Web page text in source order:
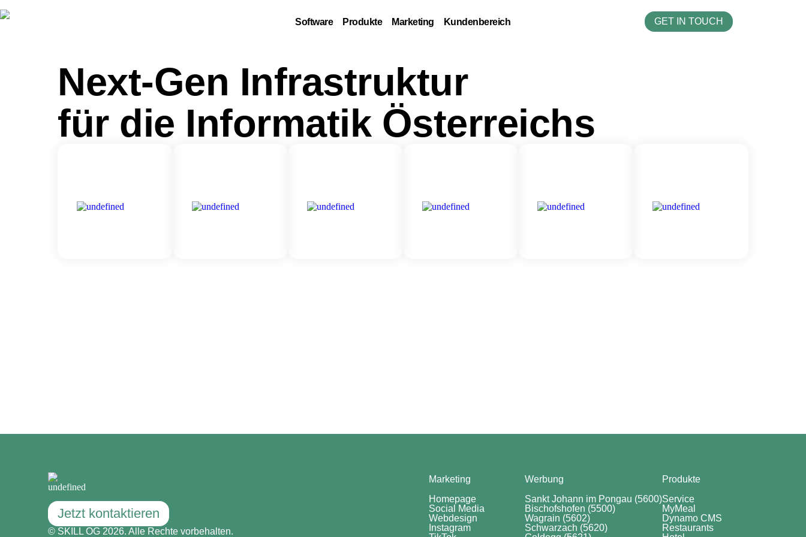
Software Produkte Marketing Kundenbereich GET IN TOUCH
Next-Gen Infrastruktur
für die Informatik Österreichs
Jetzt kontaktieren
© SKILL OG 2026. Alle Rechte vorbehalten.
Marketing
Homepage
Social Media
Webdesign
Instagram
Werbung
Sankt Johann im Pongau (5600)
Bischofshofen (5500)
Wagrain (5602)
Schwarzach (5620)
Produkte
Service
MyMeal
Dynamo CMS
Restaurants